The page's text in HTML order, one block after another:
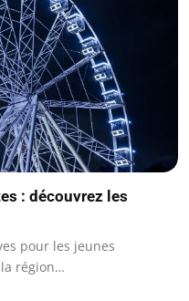
: découvrez les
pour les jeunes
région…